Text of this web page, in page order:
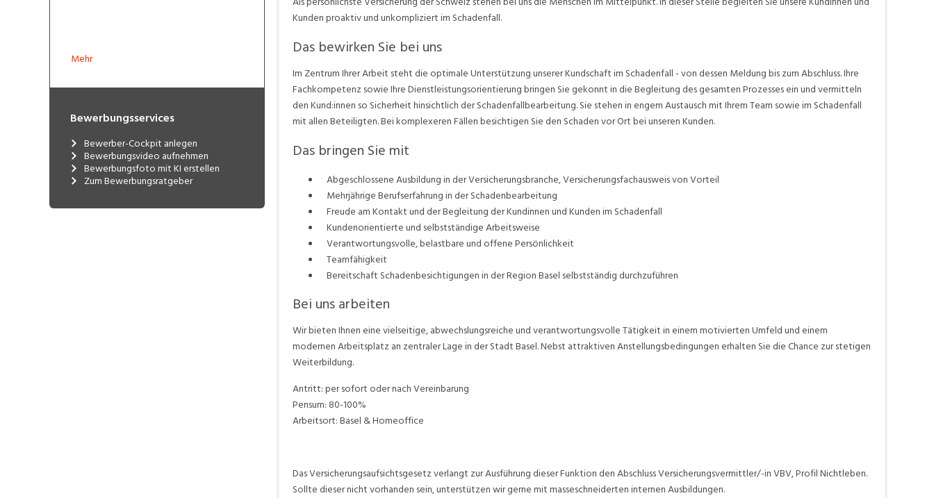
Mehr
Bewerbungsservices
Bewerber-Cockpit anlegen
Bewerbungsvideo aufnehmen
Bewerbungsfoto mit KI erstellen
Zum Bewerbungsratgeber
Kunden proaktiv und unkompliziert im Schadenfall.
Das bewirken Sie bei uns
Im Zentrum Ihrer Arbeit steht die optimale Unterstützung unserer Kundschaft im Schadenfall - von dessen Meldung bis zum Abschluss. Ihre
Fachkompetenz sowie Ihre Dienstleistungsorientierung bringen Sie gekonnt in die Begleitung des gesamten Prozesses ein und vermitteln
den Kund:innen so Sicherheit hinsichtlich der Schadenfallbearbeitung. Sie stehen in engem Austausch mit Ihrem Team sowie im Schadenfall
mit allen Beteiligten. Bei komplexeren Fällen besichtigen Sie den Schaden vor Ort bei unseren Kunden.
Das bringen Sie mit
Abgeschlossene Ausbildung in der Versicherungsbranche, Versicherungsfachausweis von Vorteil
Mehrjährige Berufserfahrung in der Schadenbearbeitung
Freude am Kontakt und der Begleitung der Kundinnen und Kunden im Schadenfall
Kundenorientierte und selbstständige Arbeitsweise
Verantwortungsvolle, belastbare und offene Persönlichkeit
Teamfähigkeit
Bereitschaft Schadenbesichtigungen in der Region Basel selbstständig durchzuführen
Bei uns arbeiten
Wir bieten Ihnen eine vielseitige, abwechslungsreiche und verantwortungsvolle Tätigkeit in einem motivierten Umfeld und einem
modernen Arbeitsplatz an zentraler Lage in der Stadt Basel. Nebst attraktiven Anstellungsbedingungen erhalten Sie die Chance zur stetigen
Weiterbildung.
Antritt: per sofort oder nach Vereinbarung
Pensum: 80-100%
Arbeitsort: Basel & Homeoffice
Das Versicherungsaufsichtsgesetz verlangt zur Ausführung dieser Funktion den Abschluss Versicherungsvermittler/-in VBV, Profil Nichtleben.
Sollte dieser nicht vorhanden sein, unterstützen wir gerne mit masseschneiderten internen Ausbildungen.